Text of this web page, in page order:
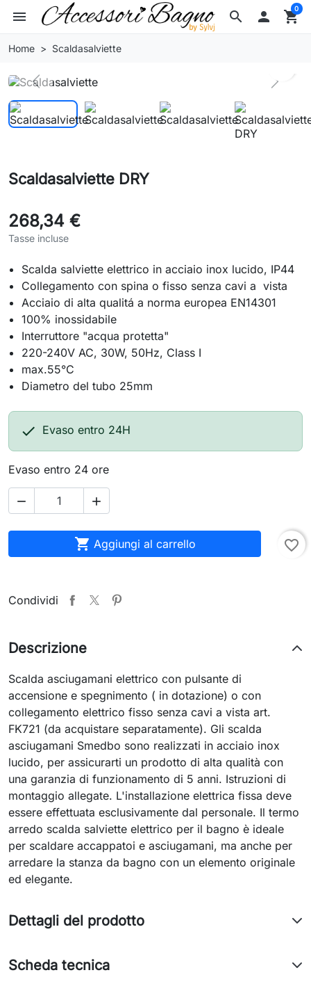
search
menu  shopping_cart
0
Home Scaldasalviette
Previous Next
Scaldasalviette DRY
268,34 €
Tasse incluse
Scalda salviette elettrico in acciaio inox lucido, IP44
Collegamento con spina o fisso senza cavi a vista
Acciaio di alta qualitá a norma europea EN14301
100% inossidabile
Interruttore "acqua protetta"
220-240V AC, 30W, 50Hz, Class I
max.55°C
Diametro del tubo 25mm
 Evaso entro 24H
Evaso entro 24 ore
 
 Aggiungi al carrello favorite_border
Condividi
Descrizione
Scalda asciugamani elettrico con pulsante di
accensione e spegnimento ( in dotazione) o con
collegamento elettrico fisso senza cavi a vista art.
FK721 (da acquistare separatamente). Gli scalda
asciugamani Smedbo sono realizzati in acciaio inox
lucido, per assicurarti un prodotto di alta qualità con
una garanzia di funzionamento di 5 anni. Istruzioni di
montaggio allegate. L'installazione elettrica fissa deve
essere effettuata esclusivamente dal personale. Il termo
arredo scalda salviette elettrico per il bagno è ideale
per scaldare accappatoi e asciugamani, ma anche per
arredare la stanza da bagno con un elemento originale
ed elegante.
Dettagli del prodotto
Scheda tecnica